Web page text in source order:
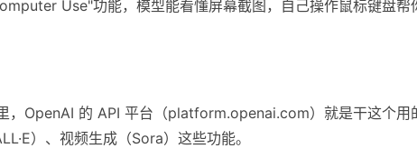
Use"功能，模型能看懂屏幕截图，自己操作鼠标键盘帮
，OpenAI 的 API 平台（platform.openai.com）就是干这个用
）、视频生成（Sora）这些功能。